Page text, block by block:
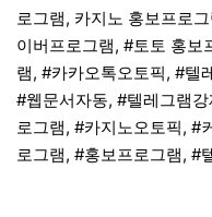
로그램, 카지노 홍보프로
이버프로그램, #토토 홍보
램, #카카오톡오토픽, #텔
#웹문서자동, #텔레그램
로그램, #카지노오토픽, #
로그램, #홍보프로그램, #